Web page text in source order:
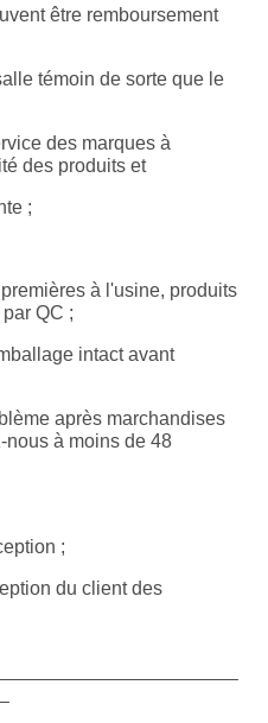
être remboursement
témoin de sorte que le
des marques à
des produits et
;
à l'usine, produits
QC ;
intact avant
après marchandises
nous à moins de 48
;
du client des